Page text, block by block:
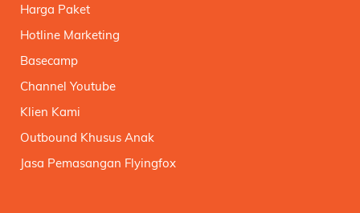
Harga Paket
Hotline Marketing
Basecamp
Channel Youtube
Klien Kami
Outbound Khusus Anak
Jasa Pemasangan Flyingfox